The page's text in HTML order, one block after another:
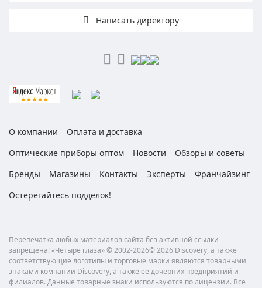
Написать директору
О компании
Оплата и доставка
Оптические приборы оптом
Новости
Обзоры и советы
Бренды
Магазины Контакты Эксперты
Франчайзинг
Остерегайтесь подделок!
Перепечатка любых материалов сайта без активной ссылки
запрещена! «Четыре глаза» © 2002-2026© 2026 Discovery, а также
соответствующие логотипы и торговые марки являются товарными
знаками компании Discovery, а также ее дочерних предприятий и
филиалов. Данные товарные знаки используются по лицензии. Все